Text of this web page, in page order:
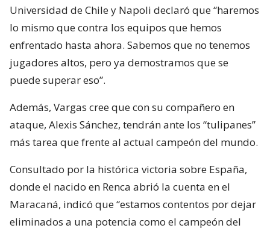
Universidad de Chile y Napoli declaró que “haremos
lo mismo que contra los equipos que hemos
enfrentado hasta ahora. Sabemos que no tenemos
jugadores altos, pero ya demostramos que se
puede superar eso”.
Además, Vargas cree que con su compañero en
ataque, Alexis Sánchez, tendrán ante los “tulipanes”
más tarea que frente al actual campeón del mundo.
Consultado por la histórica victoria sobre España,
donde el nacido en Renca abrió la cuenta en el
Maracaná, indicó que “estamos contentos por dejar
eliminados a una potencia como el campeón del